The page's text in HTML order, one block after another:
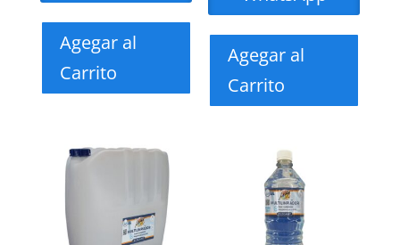
Agegar al
Carrito
Agegar al
Carrito